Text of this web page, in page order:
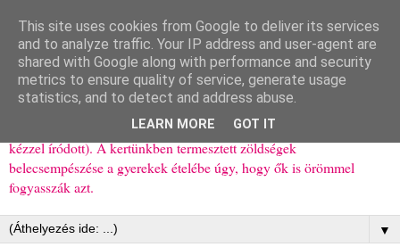
Ízőrző
Kisgyerekes család kipróbált, többnyire egészséges ételeket
bemutató receptjei a mindennapokra (mert a papírfecniket folyton
elhagyom) és gyerekeimnek ajándékba (mint régen, csak ez nem
kézzel íródott). A kertünkben termesztett zöldségek
belecsempészése a gyerekek ételébe úgy, hogy ők is örömmel
fogyasszák azt.
▼
This site uses cookies from Google to deliver its services
and to analyze traffic. Your IP address and user-agent are
shared with Google along with performance and security
metrics to ensure quality of service, generate usage
statistics, and to detect and address abuse.
LEARN MORE GOT IT